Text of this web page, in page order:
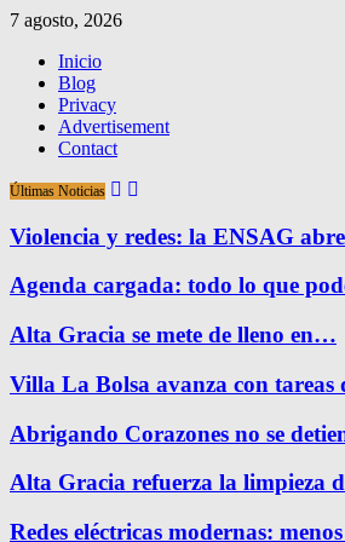
7 agosto, 2026
Inicio
Blog
Privacy
Advertisement
Contact
Últimas Noticias
Violencia y redes: la ENSAG
Agenda cargada: todo lo que
Alta Gracia se mete de lleno en…
Villa La Bolsa avanza con
Abrigando Corazones no se
Alta Gracia refuerza la limpieza
Redes eléctricas modernas: